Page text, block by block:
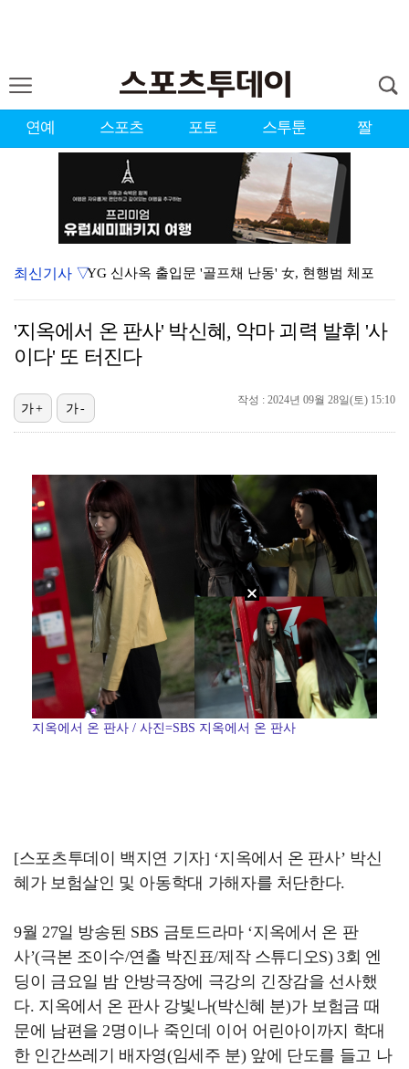
연예 스포츠 포토 스투툰 짤
YG 신사옥 출입문 '골프채 난동' 女, 현행범 체포
표창원, 남규리에 15년만 공개 사과…"내가 틀렸다"
[ST포토] 김시현, 홀컵에 붙인다
[ST포토] 노승희, 거리 확인
[ST포토] 홀아웃 하는 박현경
[ST포토] 노승희, 그린으로 간자
[ST포토] 박현경, 힘찬 세컨샷
최신기사 ▽
'지옥에서 온 판사' 박신혜, 악마 괴력 발휘 '사
이다' 또 터진다
작성 : 2024년 09월 28일(토) 15:10
가+ 가-
지옥에서 온 판사 / 사진=SBS 지옥에서 온 판사
[스포츠투데이 백지연 기자] ‘지옥에서 온 판사’ 박신
혜가 보험살인 및 아동학대 가해자를 처단한다.
9월 27일 방송된 SBS 금토드라마 ‘지옥에서 온 판
사’(극본 조이수/연출 박진표/제작 스튜디오S) 3회 엔
딩이 금요일 밤 안방극장에 극강의 긴장감을 선사했
다. 지옥에서 온 판사 강빛나(박신혜 분)가 보험금 때
문에 남편을 2명이나 죽인데 이어 어린아이까지 학대
한 인간쓰레기 배자영(임세주 분) 앞에 단도를 들고 나